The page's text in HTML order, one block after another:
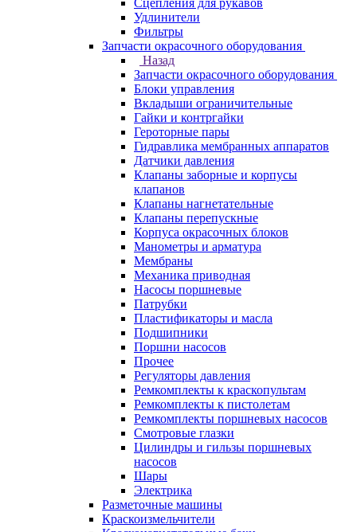
Сцепления для рукавов
Удлинители
Фильтры
Запчасти окрасочного оборудования
Назад
Запчасти окрасочного оборудования
Блоки управления
Вкладыши ограничительные
Гайки и контргайки
Героторные пары
Гидравлика мембранных аппаратов
Датчики давления
Клапаны заборные и корпусы
клапанов
Клапаны нагнетательные
Клапаны перепускные
Корпуса окрасочных блоков
Манометры и арматура
Мембраны
Механика приводная
Насосы поршневые
Патрубки
Пластификаторы и масла
Подшипники
Поршни насосов
Прочее
Регуляторы давления
Ремкомплекты к краскопультам
Ремкомплекты к пистолетам
Ремкомплекты поршневых насосов
Смотровые глазки
Цилиндры и гильзы поршневых
насосов
Шары
Электрика
Разметочные машины
Краскоизмельчители